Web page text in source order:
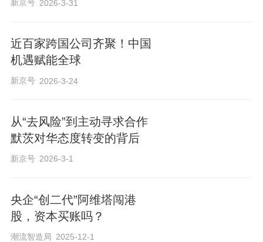
新京号 2026-3-31
近百家跨国公司齐聚！中国
机遇赋能全球
新京号 2026-3-24
从“去风险”到主动寻求合作
默茨对华态度转变的背后
新京号 2026-3-1
央企“创二代”阿维塔闯港
股，资本买账吗？
潮流智造局 2025-12-1